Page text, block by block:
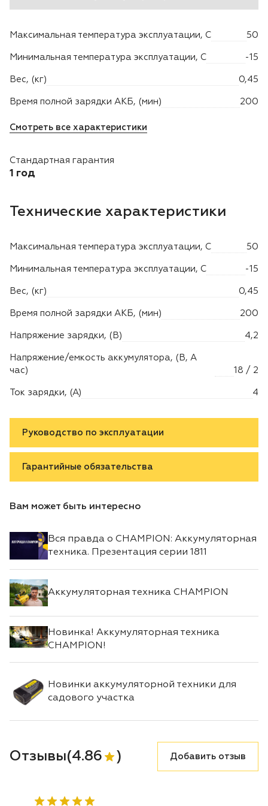
Аксессуары
Мотодрели
Техника PRO
Дровоколы
Станки заточные
Лодочные моторы Toyama
Моющие аппараты
Максимальная температура эксплуатации, C 50
Минимальная температура эксплуатации, C -15
Вес, (кг) 0,45
Время полной зарядки АКБ, (мин) 200
Смотреть все характеристики
Стандартная гарантия
1 год
Технические характеристики
Максимальная температура эксплуатации, C 50
Минимальная температура эксплуатации, C -15
Вес, (кг) 0,45
Время полной зарядки АКБ, (мин) 200
Напряжение зарядки, (В) 4,2
Напряжение/емкость аккумулятора, (В, А
час)
18 / 2
Ток зарядки, (А) 4
Руководство по эксплуатации
Гарантийные обязательства
Вам может быть интересно
Вся правда о CHAMPION: Аккумуляторная
техника. Презентация серии 1811
Аккумуляторная техника CHAMPION
Новинка! Аккумуляторная техника
CHAMPION!
Новинки аккумуляторной техники для
садового участка
Отзывы(4.86 ) Добавить отзыв